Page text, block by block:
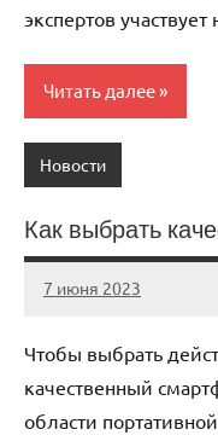
экспертов
Читать далее
Новости
Как выбрать
7 июня 2023
immo_navi_ru
Нет
Чтобы выбрать
качественный
области